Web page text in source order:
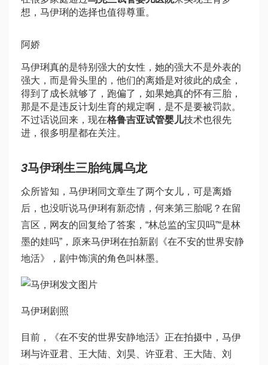
想，马伊琍的选择也值得尊重。
阿娇
马伊琍真的是特别强大的女性，她的强大不是外表的
强大，而是骨头里的，他们的离婚是对彼此的成全，
得到了成长就够了，跑偏了，如果她真的怀有三胎，
那是不是违反计划生育的规定啊，是不是要被罚款。
不过话说回来，现在格鲁吉亚试管婴儿技术也很先
进，很多明星都在关注。
3马伊琍生三胎纯属乌龙
众所皆知，马伊琍同文章生了两个女儿，可是离婚
后，也没听说马伊琍有新恋情，何来第三胎呢？在留
言区，网友的回复给了答案，“林总监的宝贝吗”“是林
墨的娃吗”，原来马伊琍在拍新剧《在不安的世界安静
地活》，剧中饰演的角色叫林墨。
马伊琍剧照
目前，《在不安的世界安静地活》正在拍摄中，马伊
琍与许亚君、王大陆、刘昊、许亚君、王大陆、刘